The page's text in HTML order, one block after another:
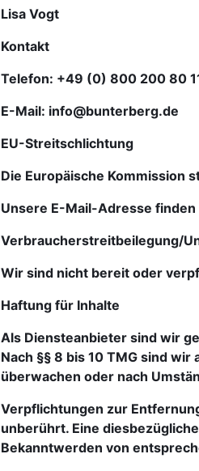
Lisa Vogt
Kontakt
Telefon: +49 (0) 800 200 80
E-Mail: info@bunterberg.de
EU-Streitschlichtung
Die Europäische Kommission
Unsere E-Mail-Adresse
Verbraucherstreitbeilegung/
Wir sind nicht bereit oder
Haftung für Inhalte
Als Diensteanbieter sind wir
Nach §§ 8 bis 10 TMG sind
überwachen oder nach
Verpflichtungen zur
unberührt. Eine
Bekanntwerden von